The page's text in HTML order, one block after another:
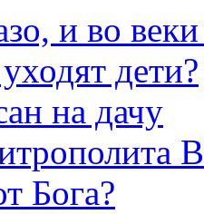
и во веки
дети?
на дачу
Бога?